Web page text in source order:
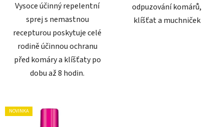
Vysoce účinný repelentní
sprej s nemastnou
recepturou poskytuje celé
rodině účinnou ochranu
před komáry a klíšťaty po
dobu až 8 hodin.
odpuzování komárů,
klíšťat a muchniček
NOVINKA